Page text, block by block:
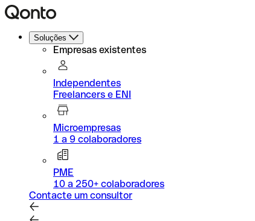
Soluções
Empresas existentes
Independentes
Freelancers e ENI
Microempresas
1 a 9 colaboradores
PME
10 a 250+ colaboradores
Contacte um consultor